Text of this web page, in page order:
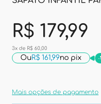
R$ 179,99
3x de R$ 60,00
OuR$ 161,99no pix -
Mais opções de pagamento